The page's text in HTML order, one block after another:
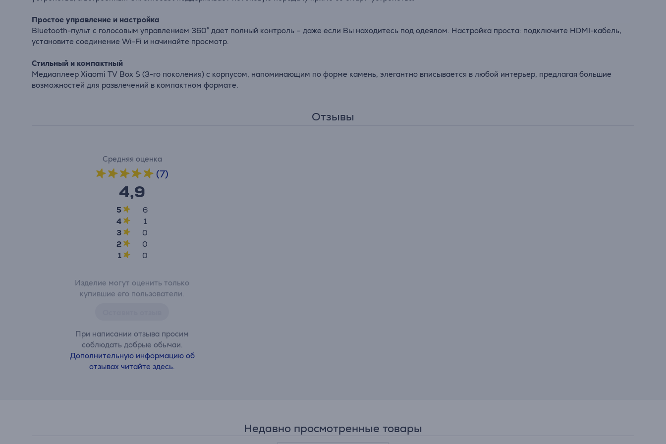
Простое управление и настройка
Bluetooth-пульт с голосовым управлением 360° дает полный контроль – даже если Вы находитесь под одеялом. Настройка проста: подключите HDMI-кабель,
установите соединение Wi-Fi и начинайте просмотр.
Стильный и компактный
Медиаплеер Xiaomi TV Box S (3-го поколения) с корпусом, напоминающим по форме камень, элегантно вписывается в любой интерьер, предлагая большие
возможностей для развлечений в компактном формате.
Отзывы
Средняя оценка
(7)
4,9
5
6
4
1
3
0
2
0
1
0
Изделие могут оценить только
купившие его пользователи.
При написании отзыва просим
соблюдать добрые обычаи.
Дополнительную информацию об
отзывах читайте здесь.
Недавно просмотренные товары